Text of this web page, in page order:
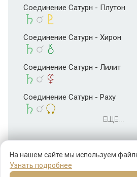
На нашем сайте мы используем
Узнать подробнее
Соединение Сатурн - Плутон
Соединение Сатурн - Хирон
Соединение Сатурн - Лилит
Соединение Сатурн - Раху
ЕЩЕ...